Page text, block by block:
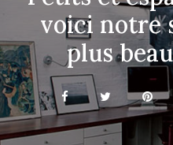
voici notre
plus